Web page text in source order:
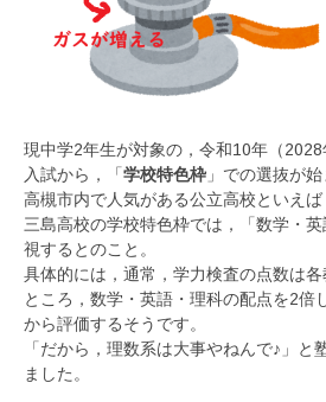
現中学2年生が対象の，令和10年（
入試から，「学校特色枠 」での選抜が始
高槻市内で人気がある公立高校といえば
三島高校の学校特色枠では，「数学・
視するとのこと。
具体的には，通常，学力検査の点数は
ところ，数学・英語・理科の配点を2倍
から評価するそうです。
「だから，理数系は大事やねんで♪」と
ました。